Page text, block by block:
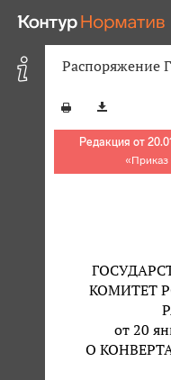
Распоряжение
Редакция от
«
КОМИТЕТ
от 20
О